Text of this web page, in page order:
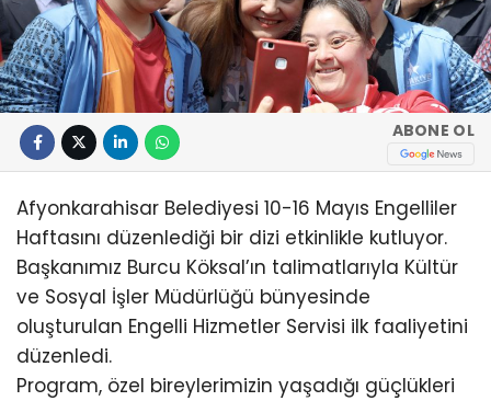
ABONE OL
Afyonkarahisar Belediyesi 10-16 Mayıs Engelliler
Haftasını düzenlediği bir dizi etkinlikle kutluyor.
Başkanımız Burcu Köksal’ın talimatlarıyla Kültür
ve Sosyal İşler Müdürlüğü bünyesinde
oluşturulan Engelli Hizmetler Servisi ilk faaliyetini
düzenledi.
Program, özel bireylerimizin yaşadığı güçlükleri